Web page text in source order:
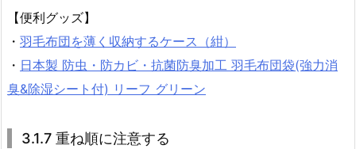
【便利グッズ】
・ 羽毛布団を薄く収納するケース（紺）
・ 日本製 防虫・防カビ・抗菌防臭加工 羽毛布団袋(強力消
臭&除湿シート付) リーフ グリーン
3.1.7 重ね順に注意する